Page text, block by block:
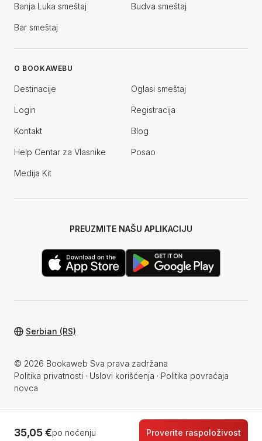
35,05 €po noćenju Proverite raspoloživost
Banja Luka smeštaj Budva smeštaj
Bar smeštaj
O BOOKAWEBU
Destinacije Oglasi smeštaj
Login Registracija
Kontakt Blog
Help Centar za Vlasnike Posao
Medija Kit
PREUZMITE NAŠU APLIKACIJU
© 2026 Bookaweb Sva prava zadržana
Politika privatnosti · Uslovi korišćenja · Politika povraćaja
novca
Serbian (RS)